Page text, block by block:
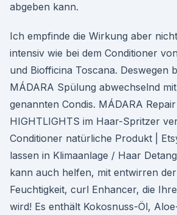
abgeben kann.
Ich empfinde die Wirkung aber
intensiv wie bei dem Conditioner
und Biofficina Toscana. Deswegen
MÁDARA Spülung abwechselnd
genannten Condis. MÁDARA
HIGHTLIGHTS im Haar-Spritzer
Conditioner natürliche Produkt |
lassen in Klimaanlage / Haar
kann auch helfen, mit entwirren
Feuchtigkeit, curl Enhancer, die
wird! Es enthält Kokosnuss-Öl,